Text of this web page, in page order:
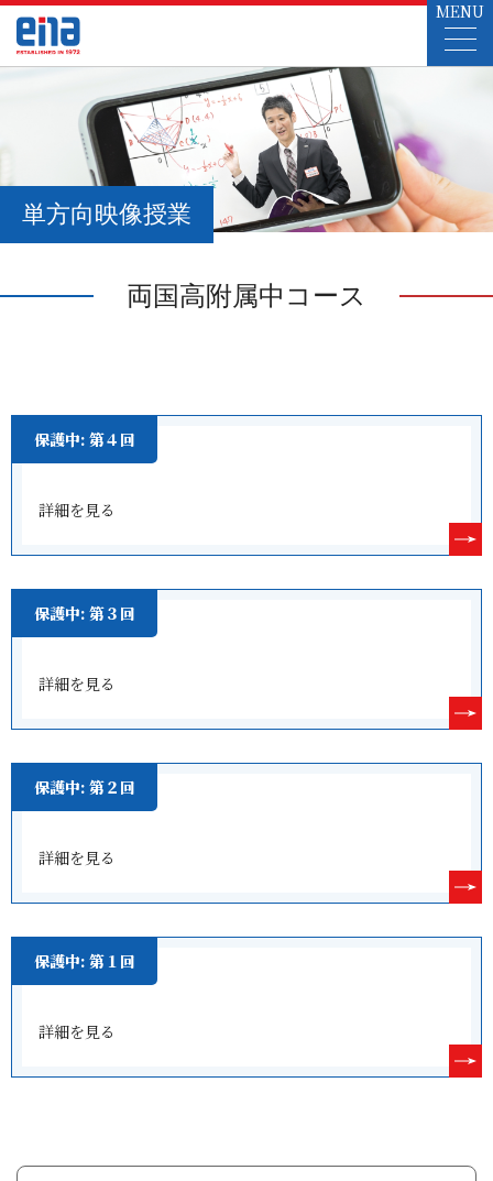
MENU
単方向映像授業
両国高附属中コース
保護中: 第４回
詳細を見る
保護中: 第３回
詳細を見る
保護中: 第２回
詳細を見る
保護中: 第１回
詳細を見る